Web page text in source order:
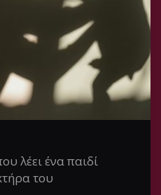
λέει ένα παιδί
του